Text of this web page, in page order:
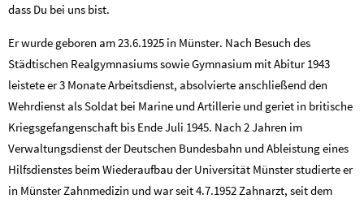
dass Du bei uns bist.
Er wurde geboren am 23.6.1925 in Münster. Nach Besuch des
Städtischen Realgymnasiums sowie Gymnasium mit Abitur 1943
leistete er 3 Monate Arbeitsdienst, absolvierte anschließend den
Wehrdienst als Soldat bei Marine und Artillerie und geriet in britische
Kriegsgefangenschaft bis Ende Juli 1945. Nach 2 Jahren im
Verwaltungsdienst der Deutschen Bundesbahn und Ableistung eines
Hilfsdienstes beim Wiederaufbau der Universität Münster studierte er
in Münster Zahnmedizin und war seit 4.7.1952 Zahnarzt, seit dem